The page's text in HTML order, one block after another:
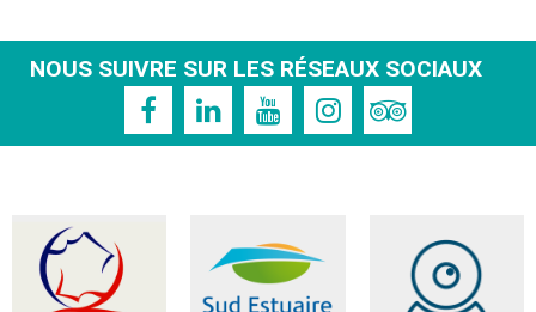
NOUS SUIVRE SUR LES RÉSEAUX SOCIAUX